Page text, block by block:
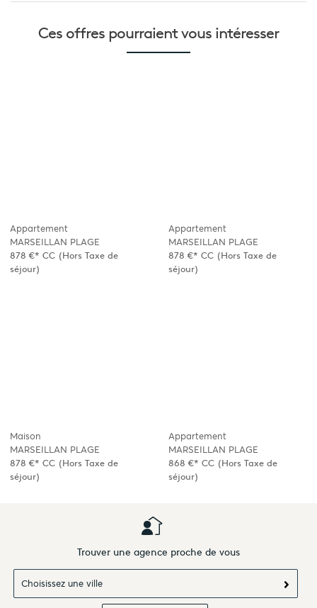
Ces offres pourraientvous intéresser
Appartement
MARSEILLAN PLAGE
878 €* CC(Hors Taxe de
séjour)
Appartement
MARSEILLAN PLAGE
878 €* CC(Hors Taxe de
séjour)
Maison
MARSEILLAN PLAGE
878 €* CC(Hors Taxe de
séjour)
Appartement
MARSEILLAN PLAGE
868 €* CC(Hors Taxe de
séjour)
Trouver une agence proche de vous
Choisissez une ville